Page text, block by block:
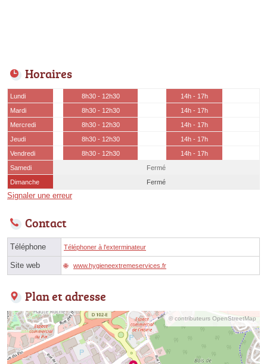
Horaires
Lundi 8h30 - 12h30
14h - 17h
Mardi
8h30 - 12h30
14h - 17h
Mercredi
8h30 - 12h30
14h - 17h
Jeudi
8h30 - 12h30
14h - 17h
Vendredi
8h30 - 12h30
14h - 17h
Samedi
Fermé
Dimanche
Fermé
Signaler une erreur
Contact
Téléphone Téléphoner à l'exterminateur
Site web www.hygieneextremeservices.fr
Plan et adresse
© contributeurs OpenStreetMap